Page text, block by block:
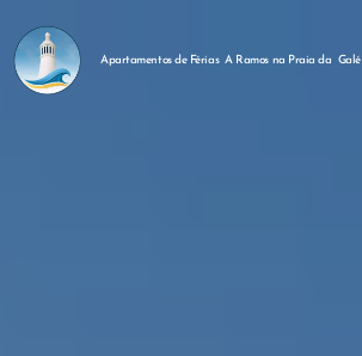
Apartamentos de Férias A Ramos na Praia da Galé